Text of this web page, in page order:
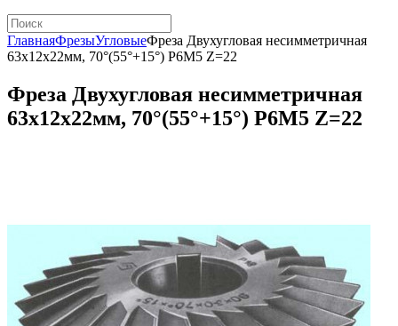
ГлавнаяФрезыУгловыеФреза Двухугловая несимметричная
63х12х22мм, 70°(55°+15°) Р6М5 Z=22
Фреза Двухугловая несимметричная
63х12х22мм, 70°(55°+15°) Р6М5 Z=22